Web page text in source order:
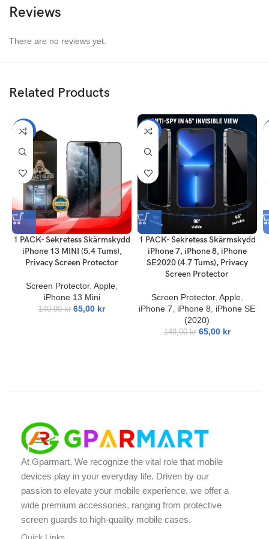
Enkel installation, ingen bubbla, fullt lim
Reviews
There are no reviews yet.
Related Products
-56%
1 PACK- Sekretess Skärmskydd
iPhone 13 MINI (5.4 Tums),
Privacy Screen Protector
Screen Protector, Apple,
iPhone 13 Mini
149,00kr 65,00 kr
-56%
1 PACK- Sekretess Skärmskydd
iPhone 7, iPhone 8, iPhone
SE2020 (4.7 Tums), Privacy
Screen Protector
Screen Protector, Apple,
iPhone 7, iPhone 8, iPhone SE
(2020)
149,00kr 65,00 kr
At Gparmart, We recognize the vital role that mobile
devices play in your everyday life. Driven by our
passion to elevate your mobile experience, we offer a
wide premium accessories, ranging from protective
screen guards to high-quality mobile cases.
Quick Links